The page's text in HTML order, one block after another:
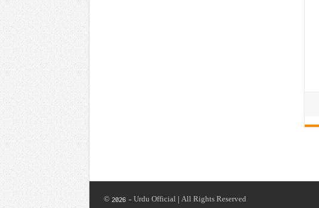
© 2026 - Urdu Official | All Rights Reserved